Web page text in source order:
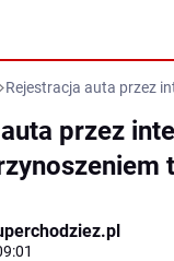
Rejestracja auta przez
przez